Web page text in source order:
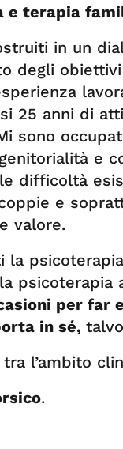
e terapia
in un
degli
25 anni di
sono
e
difficoltà
e
valore.
la
psicoterapia
per far
in sé,
l’ambito
.